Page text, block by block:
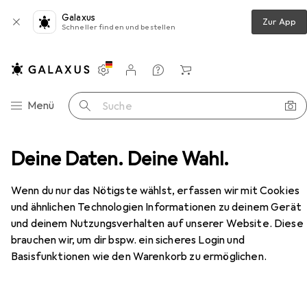
Deine Daten. Deine Wahl.
Wenn du nur das Nötigste wählst, erfassen wir mit Cookies
und ähnlichen Technologien Informationen zu deinem Gerät
und deinem Nutzungsverhalten auf unserer Website. Diese
brauchen wir, um dir bspw. ein sicheres Login und
Basisfunktionen wie den Warenkorb zu ermöglichen.
Galaxus
Schneller finden und bestellen Zur App
Navigation nach Kategorien
Menü Suche
Einstellungen
Kundenkonto
Vergleichslisten
Merklisten
Warenkorb
Ratgeber Sonnenschein:SPIRIT STATEMENTS: 100 spi
EUR
15,–
Sonnenschein:SPIRIT STATEMENTS:
100 spi
Deutsch, Christo Sonnenschein, 2025